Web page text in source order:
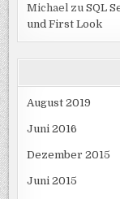
Michael zuSQL
und First Look
August 2019
Juni 2016
Dezember 2015
Juni 2015